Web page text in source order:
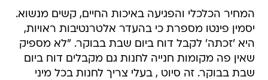
המחיר הכלכלי והפגיעה באיכות החיים, קשים מנשוא.
יסמין פינטו מספרת כי בהעדר אלטרנטיבות ראויות,
היא 'זכתה' לקבל דוח ביום שבת בבוקר. "לא מספיק
שאין פה מקומות חנייה לחנות גם מקבלים דוח ביום
שבת בבוקר. זה סיוט , בעלי צריך לחנות בכל מיני